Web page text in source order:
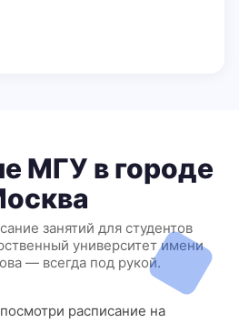
МГУ в городе
занятий для студентов
университет имени
— всегда под рукой.
расписание на